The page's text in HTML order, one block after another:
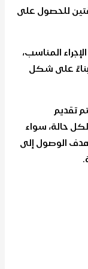
للحصول على
المناسب،
بناءً على شكل
تقديم
حالة، سواء
الوصول إلى